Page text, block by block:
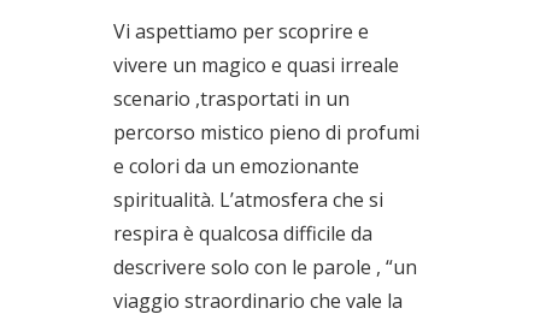
Vi aspettiamo per scoprire e
vivere un magico e quasi irreale
scenario ,trasportati in un
percorso mistico pieno di profumi
e colori da un emozionante
spiritualità. L’atmosfera che si
respira è qualcosa difficile da
descrivere solo con le parole , “un
viaggio straordinario che vale la